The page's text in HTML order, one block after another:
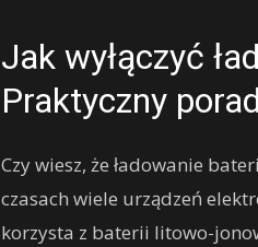
Jak wyłączyć
Praktyczny
Czy wiesz, że ładowanie
czasach wiele urządzeń
korzysta z baterii litowo-